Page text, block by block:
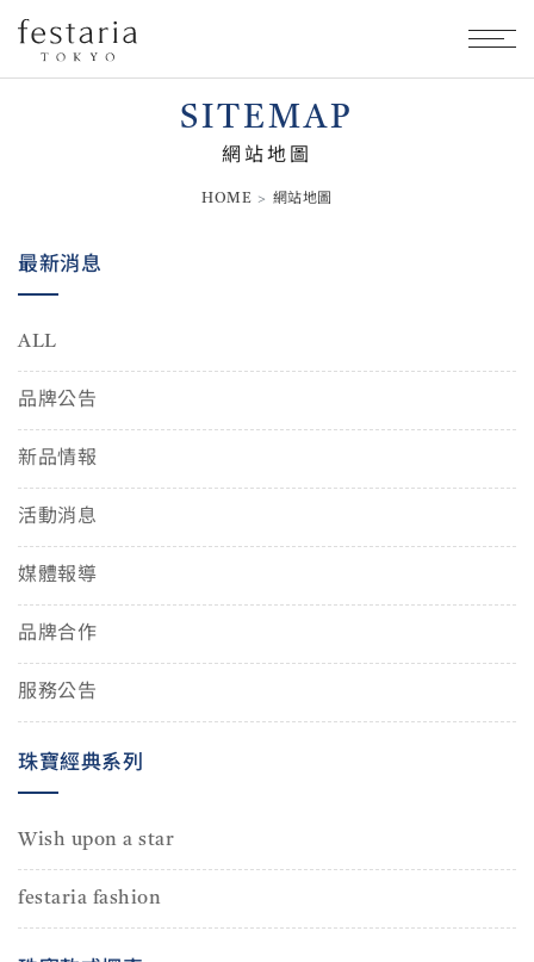
SITEMAP
網站地圖
HOME 網站地圖
最新消息
ALL
品牌公告
新品情報
活動消息
媒體報導
品牌合作
服務公告
珠寶經典系列
Wish upon a star
festaria fashion